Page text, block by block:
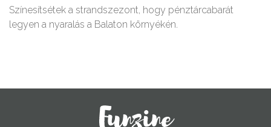
Színesítsétek a strandszezont, hogy pénztárcabarát
legyen a nyaralás a Balaton környékén.